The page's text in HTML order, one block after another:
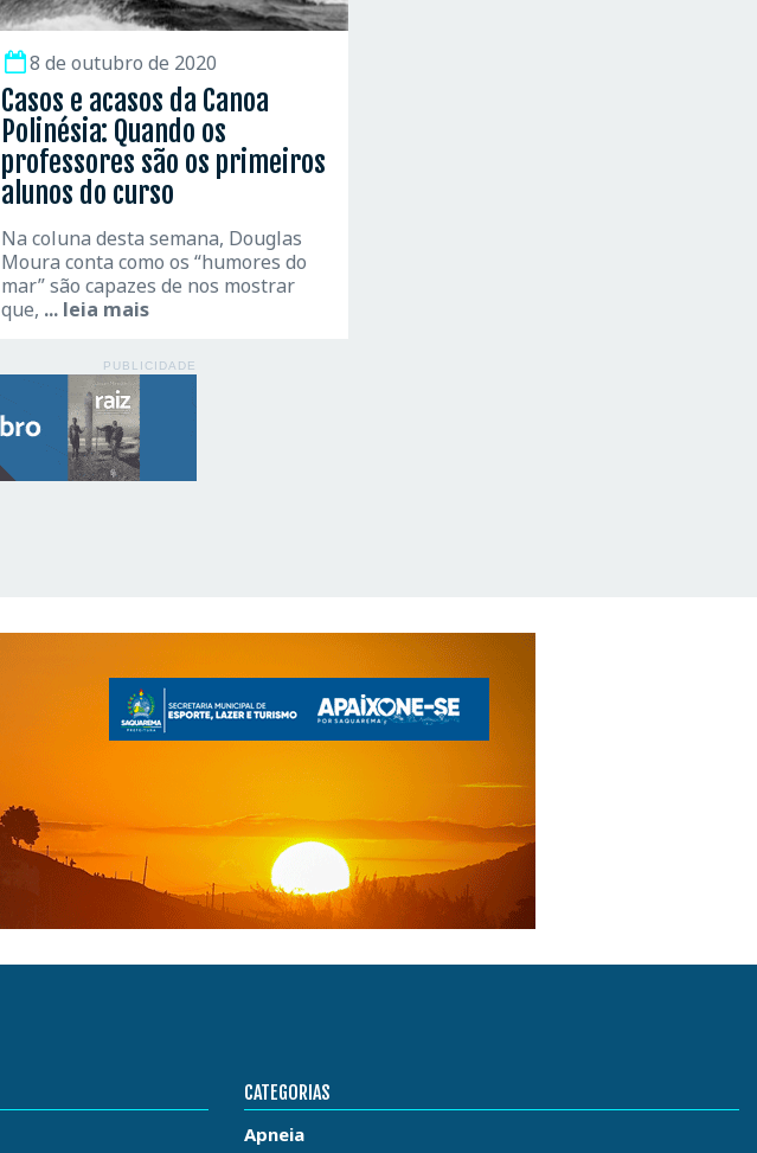
8 de outubro de 2020
Casos e acasos da Canoa
Polinésia: Quando os
professores são os primeiros
alunos do curso
Na coluna desta semana, Douglas
Moura conta como os “humores do
mar” são capazes de nos mostrar
que, ... leia mais
PUBLICIDADE
CATEGORIAS
Apneia